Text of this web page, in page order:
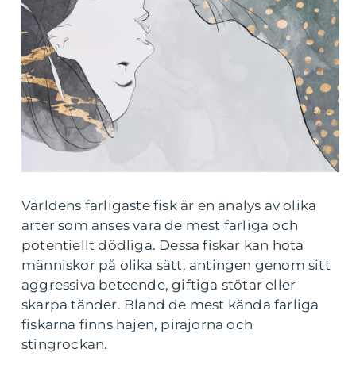
Världens farligaste fisk är en analys av olika
arter som anses vara de mest farliga och
potentiellt dödliga. Dessa fiskar kan hota
människor på olika sätt, antingen genom sitt
aggressiva beteende, giftiga stötar eller
skarpa tänder. Bland de mest kända farliga
fiskarna finns hajen, pirajorna och
stingrockan.